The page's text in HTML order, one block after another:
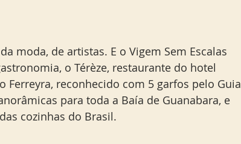
moda, de artistas. E o Vigem Sem Escalas
o Térèze, restaurante do hotel
Ferreyra, reconhecido com 5 garfos pelo Guia
para toda a Baía de Guanabara, e
cozinhas do Brasil.